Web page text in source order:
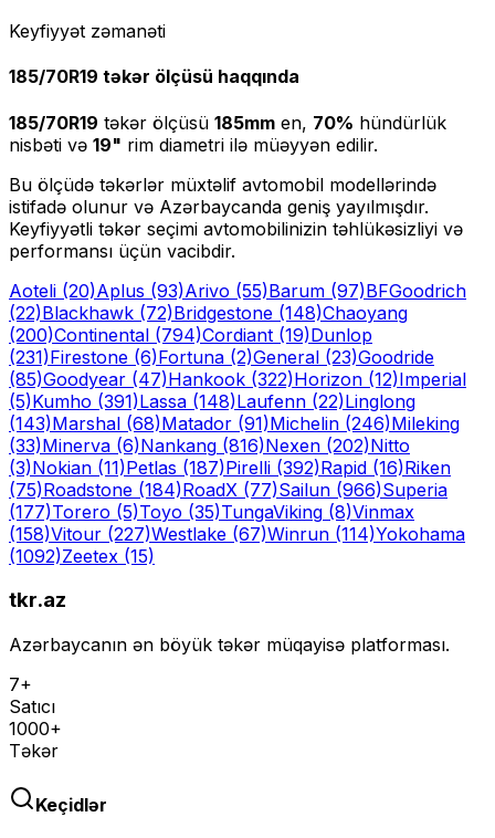
Keyfiyyət zəmanəti
185/70R19 təkər ölçüsü haqqında
185/70R19 təkər ölçüsü 185mm en, 70% hündürlük
nisbəti və 19" rim diametri ilə müəyyən edilir.
Bu ölçüdə təkərlər müxtəlif avtomobil modellərində
istifadə olunur və Azərbaycanda geniş yayılmışdır.
Keyfiyyətli təkər seçimi avtomobilinizin təhlükəsizliyi və
performansı üçün vacibdir.
Aoteli (20)Aplus (93)Arivo (55)Barum (97)BFGoodrich
(22)Blackhawk (72)Bridgestone (148)Chaoyang
(200)Continental (794)Cordiant (19)Dunlop
(231)Firestone (6)Fortuna (2)General (23)Goodride
(85)Goodyear (47)Hankook (322)Horizon (12)Imperial
(5)Kumho (391)Lassa (148)Laufenn (22)Linglong
(143)Marshal (68)Matador (91)Michelin (246)Mileking
(33)Minerva (6)Nankang (816)Nexen (202)Nitto
(3)Nokian (11)Petlas (187)Pirelli (392)Rapid (16)Riken
(75)Roadstone (184)RoadX (77)Sailun (966)Superia
(177)Torero (5)Toyo (35)TungaViking (8)Vinmax
(158)Vitour (227)Westlake (67)Winrun (114)Yokohama
(1092)Zeetex (15)
tkr.az
Azərbaycanın ən böyük təkər müqayisə platforması.
7+
Satıcı
1000+
Təkər
Keçidlər